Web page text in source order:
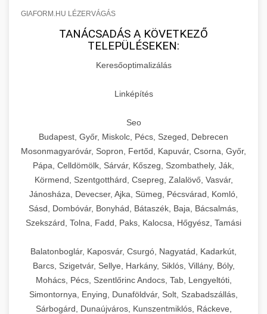
GIAFORM.HU LÉZERVÁGÁS
TANÁCSADÁS A KÖVETKEZŐ
TELEPÜLÉSEKEN:
Keresőoptimalizálás
Linképítés
Seo
Budapest, Győr, Miskolc, Pécs, Szeged, Debrecen
Mosonmagyaróvár, Sopron, Fertőd, Kapuvár, Csorna, Győr,
Pápa, Celldömölk, Sárvár, Kőszeg, Szombathely, Ják,
Körmend, Szentgotthárd, Csepreg, Zalalövő, Vasvár,
Jánosháza, Devecser, Ajka, Sümeg, Pécsvárad, Komló,
Sásd, Dombóvár, Bonyhád, Bátaszék, Baja, Bácsalmás,
Szekszárd, Tolna, Fadd, Paks, Kalocsa, Hőgyész, Tamási
Balatonboglár, Kaposvár, Csurgó, Nagyatád, Kadarkút,
Barcs, Szigetvár, Sellye, Harkány, Siklós, Villány, Bóly,
Mohács, Pécs, Szentlőrinc Andocs, Tab, Lengyeltóti,
Simontornya, Enying, Dunaföldvár, Solt, Szabadszállás,
Sárbogárd, Dunaújváros, Kunszentmiklós, Ráckeve,